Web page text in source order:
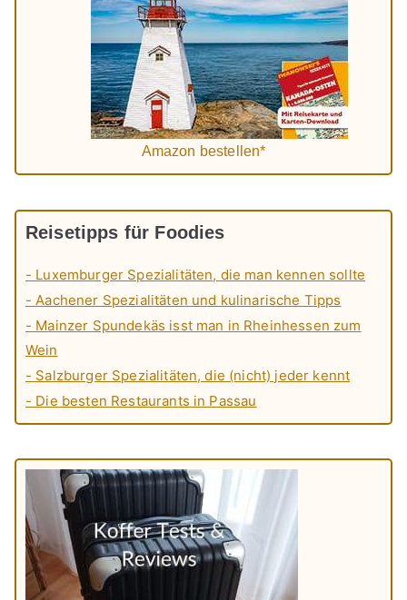
Amazon bestellen*
Reisetipps für Foodies
- Luxemburger Spezialitäten, die man kennen sollte
- Aachener Spezialitäten und kulinarische Tipps
- Mainzer Spundekäs isst man in Rheinhessen zum
Wein
- Salzburger Spezialitäten, die (nicht) jeder kennt
- Die besten Restaurants in Passau